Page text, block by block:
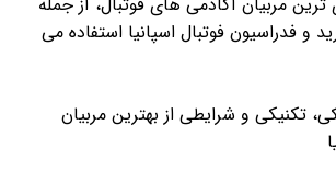
و فدراسیون فوتبال اسپانیا استفاده می
تکنیکی و شرایطی از بهترین مربیان